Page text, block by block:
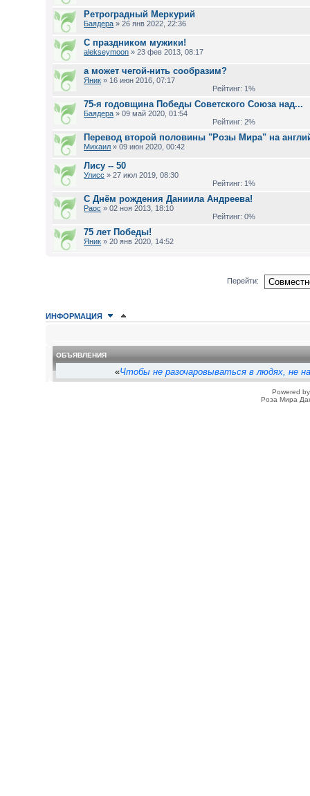
Ретроградный Меркурий
Баядера » 26 янв 2022, 22:36
С праздником мужики!
alekseymoon » 23 фев 2013, 08:17
а может чегой-нить сообразим?
Яник » 16 июн 2016, 07:17
Рейтинг: 1%
75-я годовщина Победы Советского Союза над...
Баядера » 09 май 2020, 01:54
Рейтинг: 2%
Перевод второй половины "Розы Мира" на
Михаил » 09 июн 2020, 00:42
Лису -- 50
Улисс » 27 июл 2019, 08:30
Рейтинг: 1%
С Днём рождения Даниила Андреева!
Раос » 02 ноя 2013, 18:10
Рейтинг: 0%
75 лет Победы!
Яник » 20 янв 2020, 14:52
Перейти:
ИНФОРМАЦИЯ
Сейчас этот форум просматривают: нет зарегистрированных
ОБЪЯВЛЕНИЯ
«Чтобы не разочаровываться в людях, не
Powered
Роза Мира